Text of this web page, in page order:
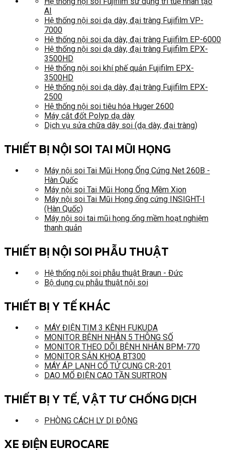
AI
Hệ thống nội soi dạ dày, đại tràng Fujifilm VP-
7000
Hệ thống nội soi dạ dày, đại tràng Fujifilm EP-6000
Hệ thống nội soi dạ dày, đại tràng Fujifilm EPX-
3500HD
Hệ thống nội soi khí phế quản Fujifilm EPX-
3500HD
Hệ thống nội soi dạ dày, đại tràng Fujifilm EPX-
2500
Hệ thống nội soi tiêu hóa Huger 2600
Máy cắt đốt Polyp dạ dày
Dịch vụ sửa chữa dây soi (dạ dày, đại tràng)
THIẾT BỊ NỘI SOI TAI MŨI HỌNG
Máy nội soi Tai Mũi Họng Ống Cứng Net 260B -
Hàn Quốc
Máy nội soi Tai Mũi Họng Ống Mềm Xion
Máy nội soi Tai Mũi Họng ống cứng INSIGHT-I
(Hàn Quốc)
Máy nội soi tai mũi họng ống mềm hoạt nghiệm
thanh quản
THIẾT BỊ NỘI SOI PHẪU THUẬT
Hệ thống nội soi phẫu thuật Braun - Đức
Bộ dụng cụ phẫu thuật nội soi
THIẾT BỊ Y TẾ KHÁC
MÁY ĐIỆN TIM 3 KÊNH FUKUDA
MONITOR BỆNH NHÂN 5 THÔNG SỐ
MONITOR THEO DÕI BỆNH NHÂN BPM-770
MONITOR SẢN KHOA BT300
MÁY ÁP LẠNH CỔ TỬ CUNG CR-201
DAO MỔ ĐIỆN CAO TẦN SURTRON
THIẾT BỊ Y TẾ, VẬT TƯ CHỐNG DỊCH
PHÒNG CÁCH LY DI ĐỘNG
XE ĐIỆN EUROCARE